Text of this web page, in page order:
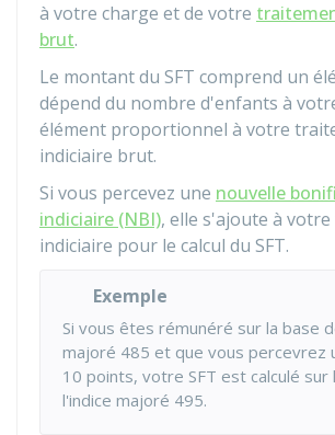
à votre charge et de votre
brut.
Le montant du SFT comprend un
dépend du nombre d'enfants à
élément proportionnel à votre
indiciaire brut.
Si vous percevez une nouvelle
indiciaire (NBI), elle s'ajoute à
indiciaire pour le calcul du SFT.
Exemple
Si vous êtes rémunéré sur la base
majoré 485 et que vous percevrez
10 points, votre SFT est calculé sur
l'indice majoré 495.